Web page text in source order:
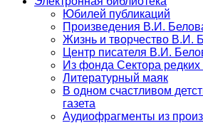
Юбилей публикаций
Произведения В.И.
Жизнь и творчество В.И.
Центр писателя В.И.
Из фонда Сектора редких
Литературный маяк
В одном счастливом
газета
Аудиофрагменты из